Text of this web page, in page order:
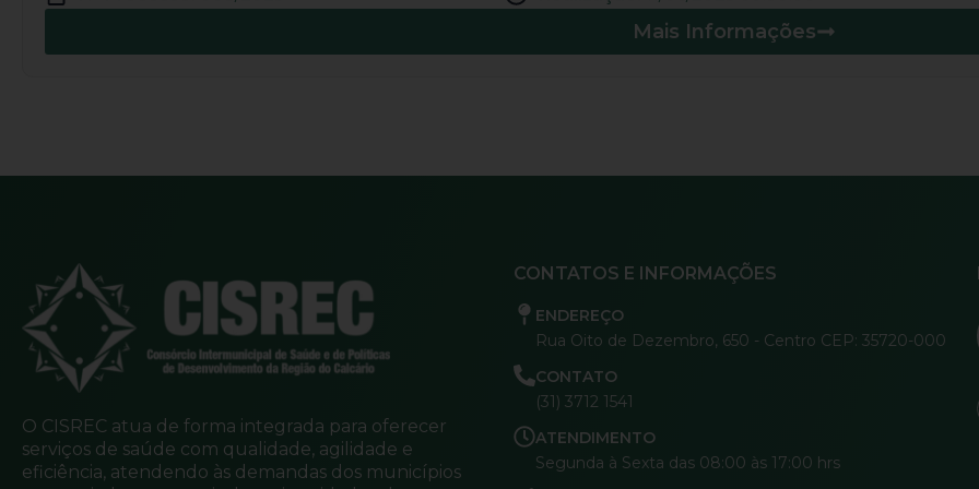
Mais Informações
O CISREC atua de forma integrada para oferecer
serviços de saúde com qualidade, agilidade e
eficiência, atendendo às demandas dos municípios
CONTATOS E INFORMAÇÕES
ENDEREÇO
Rua Oito de Dezembro, 650 - Centro CEP: 35720-000
CONTATO
(31) 3712 1541
ATENDIMENTO
Segunda à Sexta das 08:00 às 17:00 hrs